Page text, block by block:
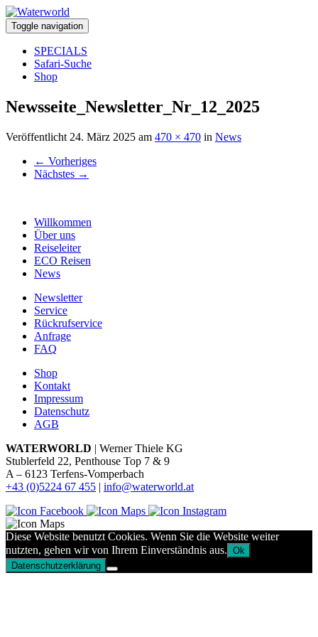
Toggle navigation
SPECIALS
Safari-Suche
Shop
Newsseite_Newsletter_Nr_12_2025
Veröffentlicht 24. März 2025 am 470 × 470 in News
← Vorheriges
Nächstes →
Willkommen
Über uns
Reiseleiter
ECO Reisen
News
Newsletter
Service
Rückrufservice
Anfrage
FAQ
Shop
Kontakt
Impressum
Datenschutz
AGB
WATERWORLD | Werner Thiele KG
Stublerfeld 22, Penthouse Top 7 & 9
A – 6123 Terfens-Vomperbach
+43 (0)5224 67 455 | info@waterworld.at
Diese Website benutzt Cookies. Wenn Sie die Website weiter
nutzten, gehen wir von Ihrem Einverständnis aus. Ok
Datenschutzerklärung